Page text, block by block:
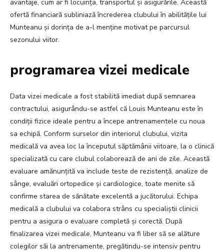
avantaje, cum ar fi locuința, transportul și asigurările. Această
ofertă financiară subliniază încrederea clubului în abilitățile lui
Munteanu și dorința de a-l menține motivat pe parcursul
sezonului viitor.
programarea vizei medicale
Data vizei medicale a fost stabilită imediat după semnarea
contractului, asigurându-se astfel că Louis Munteanu este în
condiții fizice ideale pentru a începe antrenamentele cu noua
sa echipă. Conform surselor din interiorul clubului, vizita
medicală va avea loc la începutul săptămânii viitoare, la o clinică
specializată cu care clubul colaborează de ani de zile. Această
evaluare amănunțită va include teste de rezistență, analize de
sânge, evaluări ortopedice și cardiologice, toate menite să
confirme starea de sănătate excelentă a jucătorului. Echipa
medicală a clubului va colabora strâns cu specialiștii clinicii
pentru a asigura o evaluare completă și corectă. După
finalizarea vizei medicale, Munteanu va fi liber să se alăture
colegilor săi la antrenamente, pregătindu-se intensiv pentru